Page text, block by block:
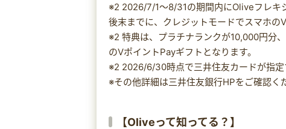
※2 2026/7/1～8/31の期間内にOliveフレキ
後末までに、クレジットモードでスマホの
※2 特典は、プラチナランクが10,000円分
のVポイントPayギフトとなります。
※2 2026/6/30時点で三井住友カードが指定
※その他詳細は三井住友銀行HPをご確認く
【Oliveって知ってる？】